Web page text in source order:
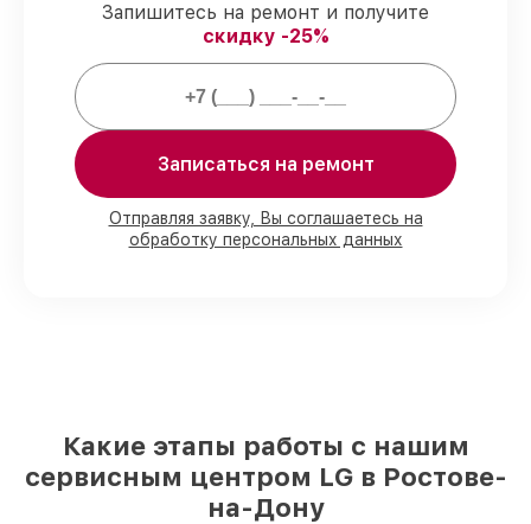
обслуживаем холодильников всегда со
строгим соблюдением гарантийных
обязательств.
Мы гарантируем:
80%работ с возможностью
присутствовать
90%комплектующих для холодильников
Запишитесь на ремонт и получите
скидку -25%
Записаться на ремонт
Отправляя заявку, Вы соглашаетесь на
обработку персональных данных
Какие этапы работы с нашим
сервисным центром LG в Ростове-
на-Дону